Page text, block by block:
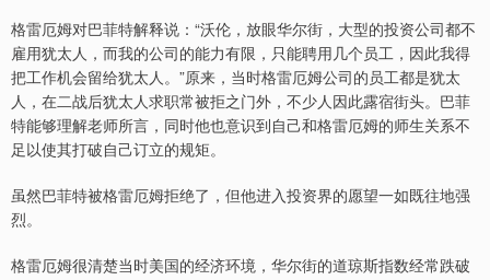
格雷厄姆对巴菲特解释说：“沃伦，放眼华尔街，大型的投资公司都不
雇用犹太人，而我的公司的能力有限，只能聘用几个员工，因此我得
把工作机会留给犹太人。”原来，当时格雷厄姆公司的员工都是犹太
人，在二战后犹太人求职常被拒之门外，不少人因此露宿街头。巴菲
特能够理解老师所言，同时他也意识到自己和格雷厄姆的师生关系不
足以使其打破自己订立的规矩。
虽然巴菲特被格雷厄姆拒绝了，但他进入投资界的愿望一如既往地强
烈。
格雷厄姆很清楚当时美国的经济环境，华尔街的道琼斯指数经常跌破